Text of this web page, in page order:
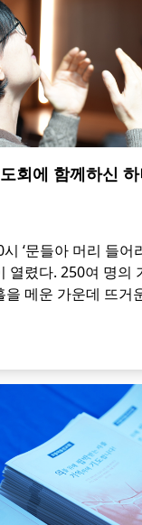
회에 함께하신
‘문들아 머리 들어
열렸다. 250여 명의
메운 가운데 뜨거